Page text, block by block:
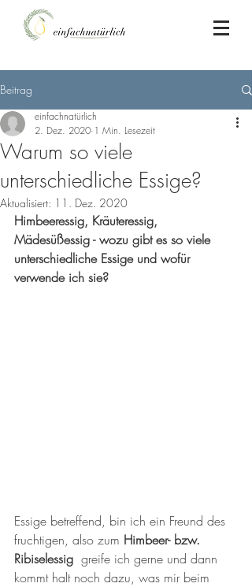
Beitrag
Warum so viele
unterschiedliche Essige?
einfachnatürlich
2. Dez. 2020 1 Min. Lesezeit
Aktualisiert: 11. Dez. 2020
Himbeeressig, Kräuteressig,
Mädesüßessig - wozu gibt es so viele
unterschiedliche Essige und wofür
verwende ich sie?
Essige betreffend, bin ich ein Freund des
fruchtigen, also zum Himbeer- bzw.
Ribiselessig
  greife ich gerne und dann
kommt halt noch dazu, was mir beim